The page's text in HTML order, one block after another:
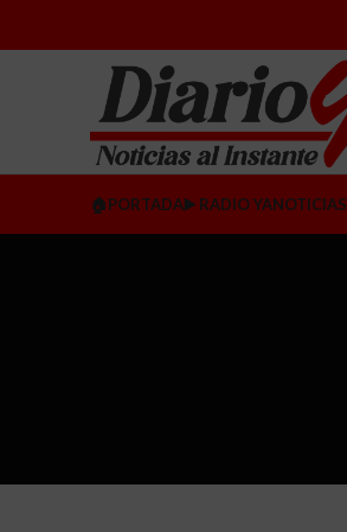
🏠PORTADA▶️ RADIO YANOTICIAS